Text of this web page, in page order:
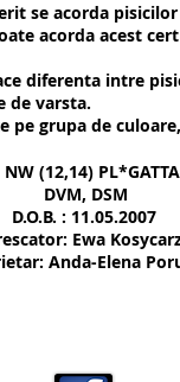
se acorda pisicilor
acorda acest
diferenta intre
de varsta.
grupa de
NW (12,14)
DVM, DSM
D.O.B. : 11.05.2007
Ewa
Anda-Elena